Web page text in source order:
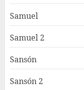
Samuel
Samuel 2
Sansón
Sansón 2